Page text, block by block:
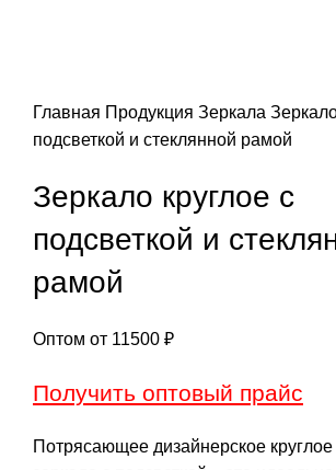
Главная Продукция Зеркала
подсветкой и стеклянной рамой
Зеркало круглое с
подсветкой и
рамой
Оптом от 11500 ₽
Получить оптовый прайс
Потрясающее дизайнерское